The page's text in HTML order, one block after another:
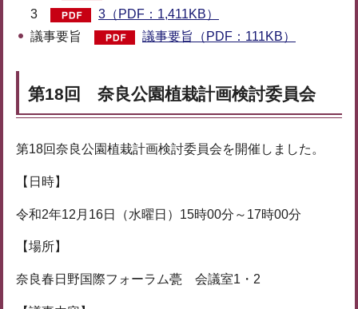
3
3（PDF：1,411KB）
議事要旨
議事要旨（PDF：111KB）
第18回 奈良公園植栽計画検討委員会
第18回奈良公園植栽計画検討委員会を開催しました。
【日時】
令和2年12月16日（水曜日）15時00分～17時00分
【場所】
奈良春日野国際フォーラム甍 会議室1・2